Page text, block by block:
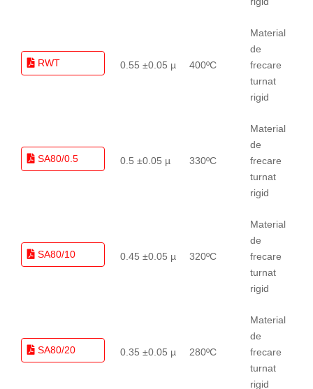
RWT 0.55 ±0.05 µ 400ºC
Material
de
frecare
turnat
rigid
SA80/0.5 0.5 ±0.05 µ 330ºC
Material
de
frecare
turnat
rigid
SA80/10 0.45 ±0.05 µ 320ºC
Material
de
frecare
turnat
rigid
SA80/20 0.35 ±0.05 µ 280ºC
Material
de
frecare
turnat
rigid